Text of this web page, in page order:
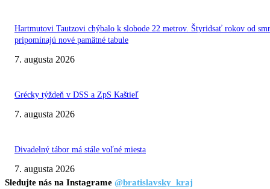
Hartmutovi Tautzovi chýbalo k slobode 22 metrov. Štyridsať rokov od
pripomínajú nové pamätné tabule
7. augusta 2026
Grécky týždeň v DSS a ZpS Kaštieľ
7. augusta 2026
Divadelný tábor má stále voľné miesta
7. augusta 2026
Sledujte nás na Instagrame @bratislavsky_kraj